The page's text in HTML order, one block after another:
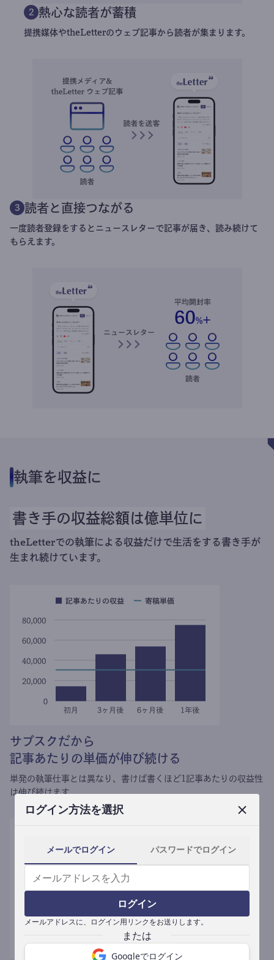
ログイン方法を選択
メールでログイン パスワードでログイン
ログイン
メールアドレスに、ログイン用リンクをお送りします。
Googleでログイン
2 熱心な読者が蓄積
提携媒体やtheLetterのウェブ記事から読者が集まります。
3 読者と直接つながる
一度読者登録をするとニュースレターで記事が届き、読み続けて
もらえます。
執筆を収益に
書き手の収益総額は億単位に
theLetterでの執筆による収益だけで生活をする書き手が
生まれ続けています。
サブスクだから
記事あたりの単価が伸び続ける
単発の執筆仕事とは異なり、 書けば書くほど1記事あたりの収益性
は伸び続けます。